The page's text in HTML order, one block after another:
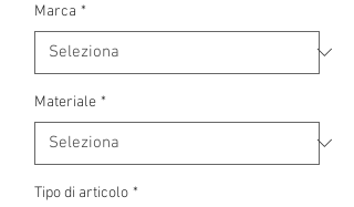
Marca *
Materiale *
Tipo di articolo *